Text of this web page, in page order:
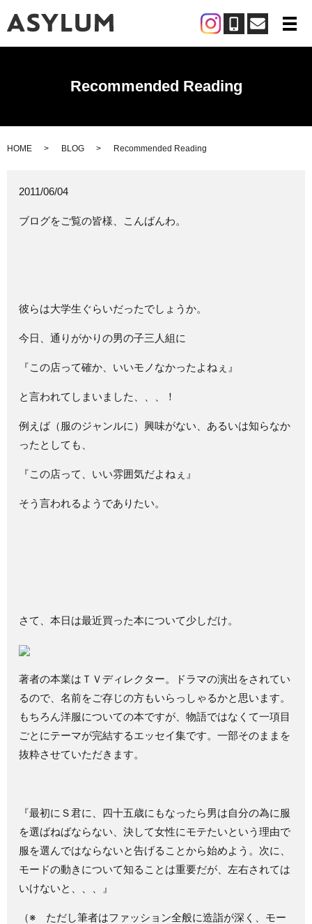
メ
Recommended Reading
HOME BLOG Recommended Reading
2011/06/04
ブログをご覧の皆様、こんばんわ。
彼らは大学生ぐらいだったでしょうか。
今日、通りがかりの男の子三人組に
『この店って確か、いいモノなかったよねぇ』
と言われてしまいました、、、！
例えば（服のジャンルに）興味がない、あるいは知らなか
ったとしても、
『この店って、いい雰囲気だよねぇ』
そう言われるようでありたい。
さて、本日は最近買った本について少しだけ。
著者の本業はＴＶディレクター。ドラマの演出をされてい
るので、名前をご存じの方もいらっしゃるかと思います。
もちろん洋服についての本ですが、物語ではなくて一項目
ごとにテーマが完結するエッセイ集です。一部そのままを
抜粋させていただきます。
『最初にＳ君に、四十五歳にもなったら男は自分の為に服
を選ばねばならない、決して女性にモテたいという理由で
服を選んではならないと告げることから始めよう。次に、
モードの動きについて知ることは重要だが、左右されては
いけないと、、、』
（※ ただし筆者はファッション全般に造詣が深く、モー